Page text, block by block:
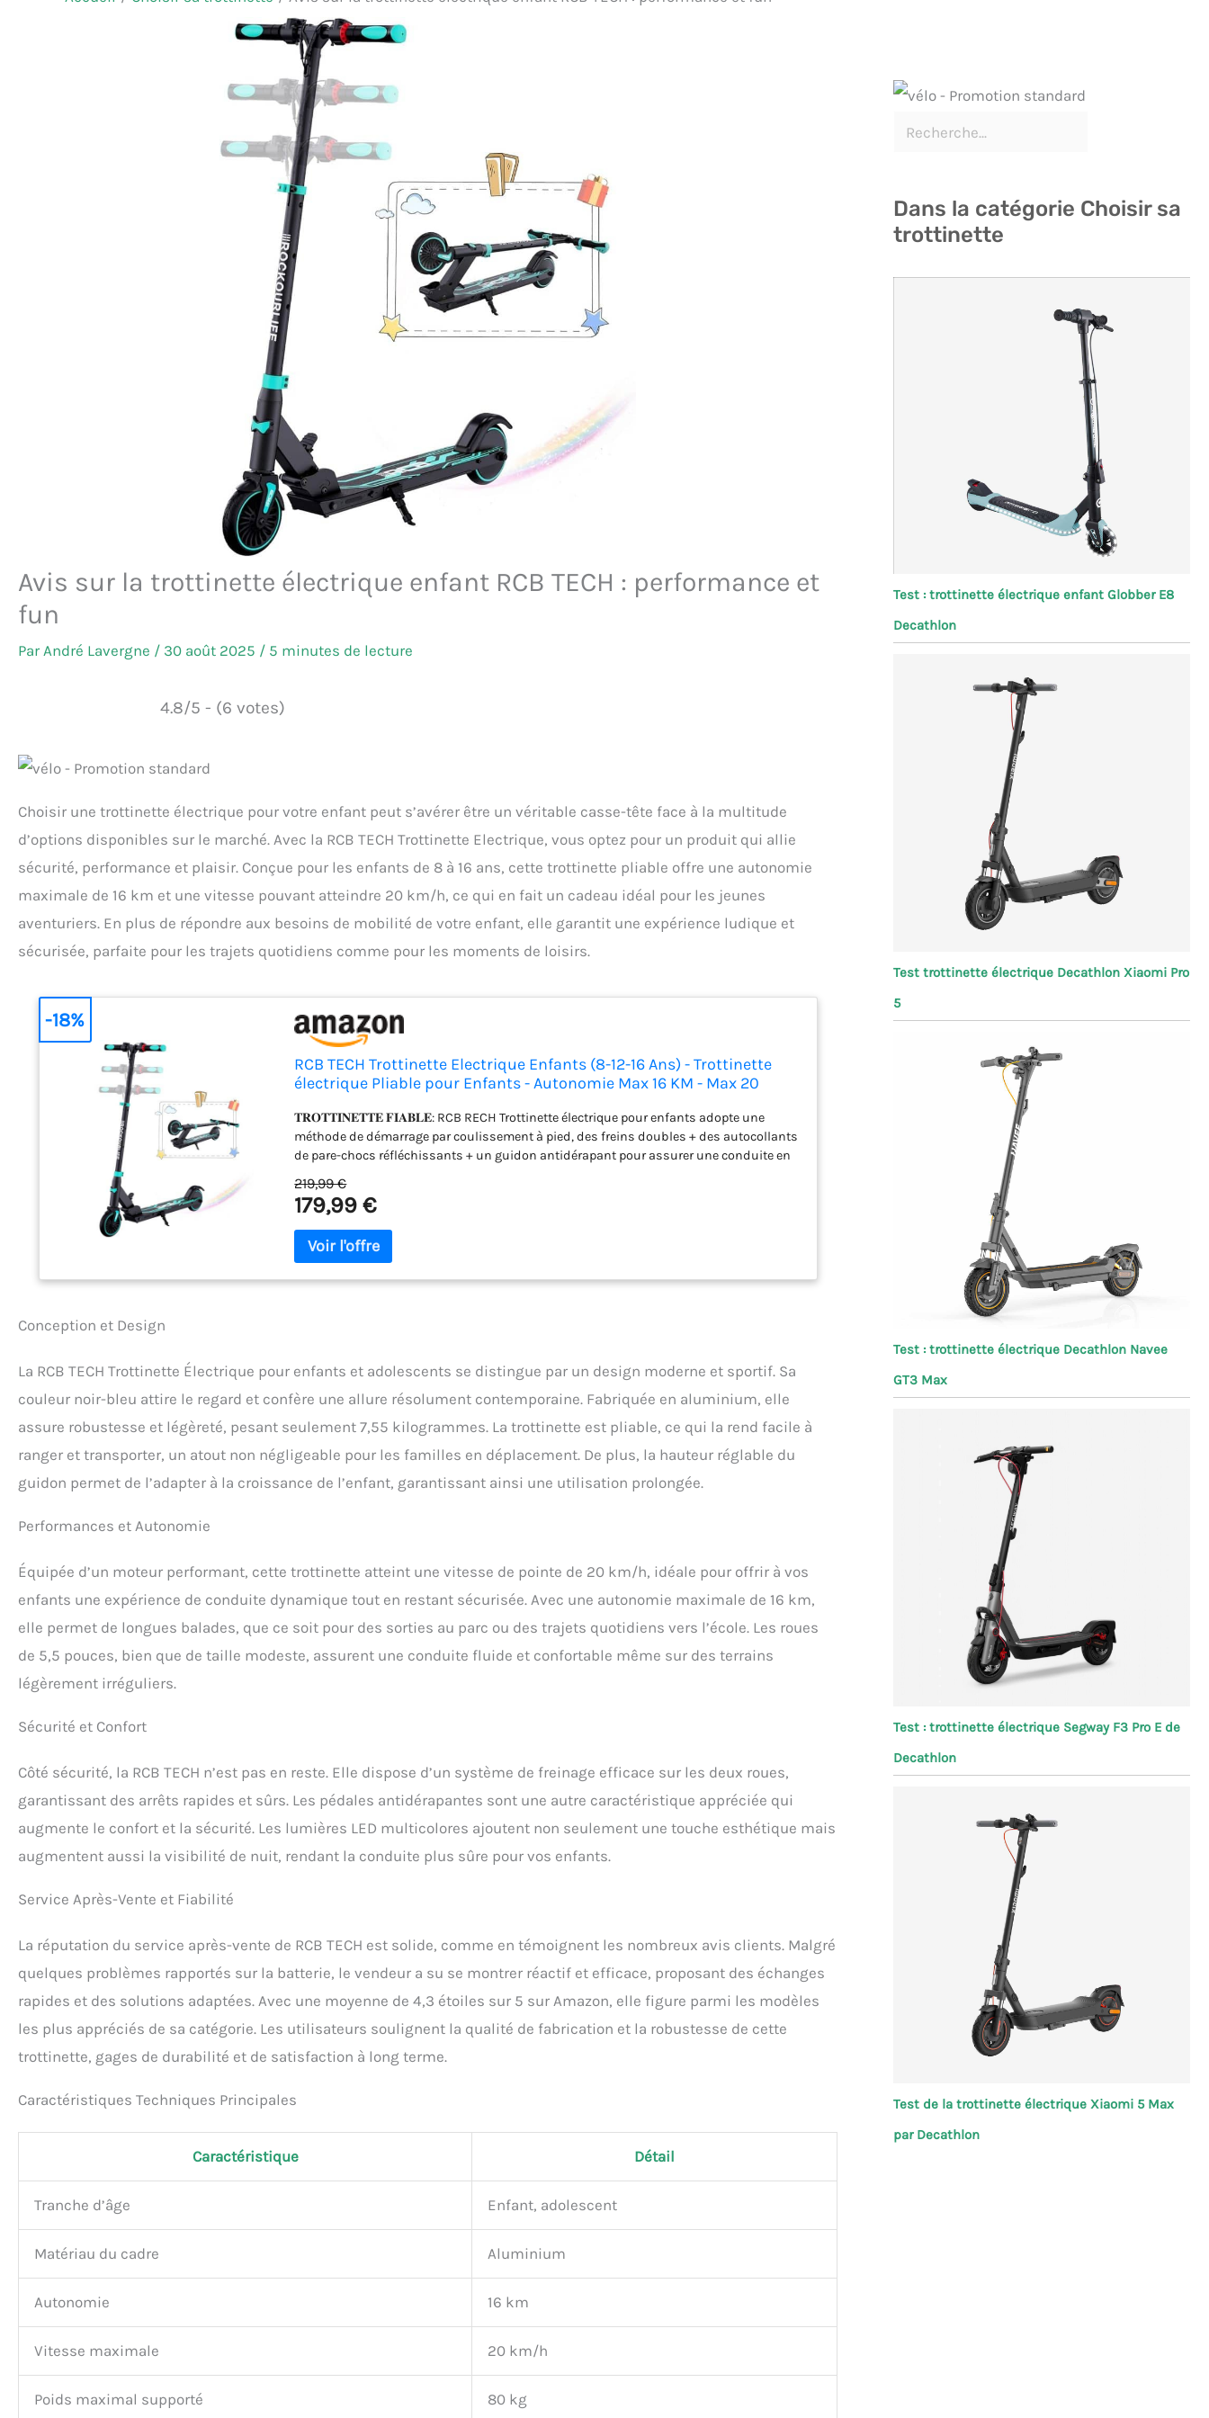
Avis sur la trottinette électrique enfant RCB TECH : performance et
fun
ParAndré Lavergne / 30 août 2025 / 5 minutes de lecture
4.8/5 - (6 votes)
Choisir une trottinette électrique pour votre enfant peut s’avérer être un véritable casse-tête face à la multitude
d’options disponibles sur le marché. Avec la RCB TECH Trottinette Electrique, vous optez pour un produit qui allie
sécurité, performance et plaisir. Conçue pour les enfants de 8 à 16 ans, cette trottinette pliable offre une autonomie
maximale de 16 km et une vitesse pouvant atteindre 20 km/h, ce qui en fait un cadeau idéal pour les jeunes
aventuriers. En plus de répondre aux besoins de mobilité de votre enfant, elle garantit une expérience ludique et
sécurisée, parfaite pour les trajets quotidiens comme pour les moments de loisirs.
RCB TECH Trottinette Electrique Enfants (8-12-16 Ans) - Trottinette
électrique Pliable pour Enfants - Autonomie Max 16 KM - Max 20
𝐓𝐑𝐎𝐓𝐓𝐈𝐍𝐄𝐓𝐓𝐄 𝐅𝐈𝐀𝐁𝐋𝐄: RCB RECH Trottinette électrique pour enfants adopte une
méthode de démarrage par coulissement à pied, des freins doubles + des autocollants
de pare-chocs réfléchissants + un guidon antidérapant pour assurer une conduite en
vitesse maximale estde 20km/h. Il peut parcourir 12 à 16 kilomètres (selon les
conditions routières, la vitesse et le poids de l'utilisateur). 𝐓𝐑𝐎𝐓𝐓𝐈𝐍𝐄𝐓𝐓𝐄 𝐏𝐋𝐈𝐀𝐁𝐋𝐄:
RCB TECH Trottinette électrique amélioré a une fonction de guidon amovible. Taille pliée
:81.5*43*25.5cm, poids 8kg, plus amusant à transporter n'importe où. 𝐇𝐀𝐔𝐓𝐄𝐔𝐑
104 cm. Convient aux adolescents et aux enfants de différentes tailles de 115 à 165cm
219,99 €
179,99 €
-18%
Conception et Design
La RCB TECH Trottinette Électrique pour enfants et adolescents se distingue par un design moderne et sportif. Sa
couleur noir-bleu attire le regard et confère une allure résolument contemporaine. Fabriquée en aluminium, elle
assure robustesse et légèreté, pesant seulement 7,55 kilogrammes. La trottinette est pliable, ce qui la rend facile à
ranger et transporter, un atout non négligeable pour les familles en déplacement. De plus, la hauteur réglable du
guidon permet de l’adapter à la croissance de l’enfant, garantissant ainsi une utilisation prolongée.
Performances et Autonomie
Équipée d’un moteur performant, cette trottinette atteint une vitesse de pointe de 20 km/h, idéale pour offrir à vos
enfants une expérience de conduite dynamique tout en restant sécurisée. Avec une autonomie maximale de 16 km,
elle permet de longues balades, que ce soit pour des sorties au parc ou des trajets quotidiens vers l’école. Les roues
de 5,5 pouces, bien que de taille modeste, assurent une conduite fluide et confortable même sur des terrains
légèrement irréguliers.
Sécurité et Confort
Côté sécurité, la RCB TECH n’est pas en reste. Elle dispose d’un système de freinage efficace sur les deux roues,
garantissant des arrêts rapides et sûrs. Les pédales antidérapantes sont une autre caractéristique appréciée qui
augmente le confort et la sécurité. Les lumières LED multicolores ajoutent non seulement une touche esthétique mais
augmentent aussi la visibilité de nuit, rendant la conduite plus sûre pour vos enfants.
Service Après-Vente et Fiabilité
La réputation du service après-vente de RCB TECH est solide, comme en témoignent les nombreux avis clients. Malgré
quelques problèmes rapportés sur la batterie, le vendeur a su se montrer réactif et efficace, proposant des échanges
rapides et des solutions adaptées. Avec une moyenne de 4,3 étoiles sur 5 sur Amazon, elle figure parmi les modèles
les plus appréciés de sa catégorie. Les utilisateurs soulignent la qualité de fabrication et la robustesse de cette
trottinette, gages de durabilité et de satisfaction à long terme.
Caractéristiques Techniques Principales
Caractéristique Détail
Tranche d’âge Enfant, adolescent
Matériau du cadre Aluminium
Autonomie 16 km
Vitesse maximale 20 km/h
Poids maximal supporté 80 kg
Dans la catégorie Choisir sa
trottinette
Test : trottinette électrique enfant Globber E8
Decathlon
Test trottinette électrique Decathlon Xiaomi Pro
5
Test : trottinette électrique Decathlon Navee
GT3 Max
Test : trottinette électrique Segway F3 Pro E de
Decathlon
Test de la trottinette électrique Xiaomi 5 Max
par Decathlon